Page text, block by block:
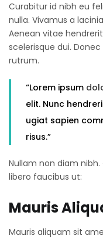
Curabitur id nibh eu
nulla. Vivamus a
Aenean vitae
scelerisque dui.
rutrum.
“Lorem ipsum
elit. Nunc
ugiat sapien
risus.”
Nullam non diam
libero faucibus ut:
Mauris
Mauris aliquam sit